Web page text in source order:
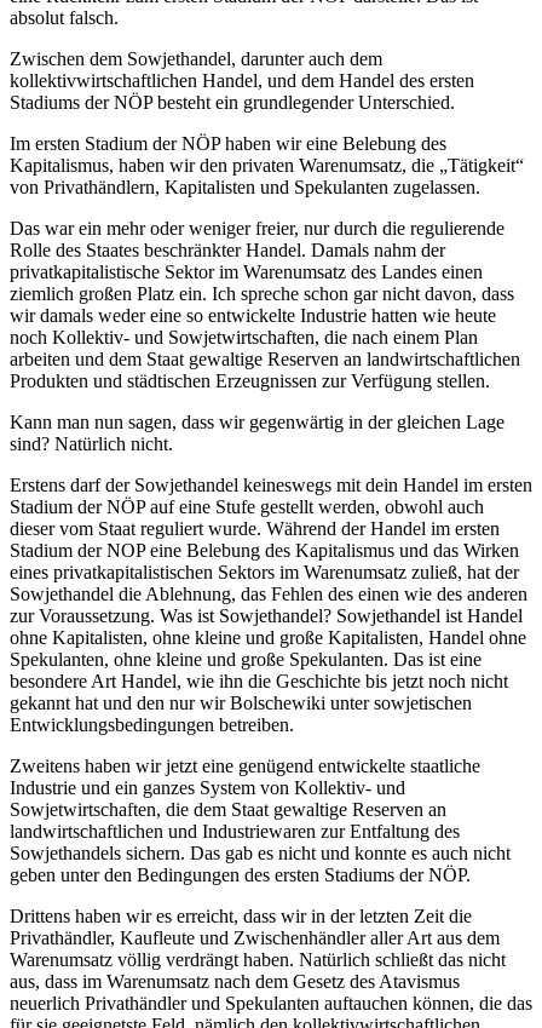
absolut falsch.
Zwischen dem Sowjethandel, darunter auch dem
kollektivwirtschaftlichen Handel, und dem Handel des ersten
Stadiums der NÖP besteht ein grundlegender Unterschied.
Im ersten Stadium der NÖP haben wir eine Belebung des
Kapitalismus, haben wir den privaten Warenumsatz, die „Tätigkeit“
von Privathändlern, Kapitalisten und Spekulanten zugelassen.
Das war ein mehr oder weniger freier, nur durch die regulierende
Rolle des Staates beschränkter Handel. Damals nahm der
privatkapitalistische Sektor im Warenumsatz des Landes einen
ziemlich großen Platz ein. Ich spreche schon gar nicht davon, dass
wir damals weder eine so entwickelte Industrie hatten wie heute
noch Kollektiv- und Sowjetwirtschaften, die nach einem Plan
arbeiten und dem Staat gewaltige Reserven an landwirtschaftlichen
Produkten und städtischen Erzeugnissen zur Verfügung stellen.
Kann man nun sagen, dass wir gegenwärtig in der gleichen Lage
sind? Natürlich nicht.
Erstens darf der Sowjethandel keineswegs mit dein Handel im ersten
Stadium der NÖP auf eine Stufe gestellt werden, obwohl auch
dieser vom Staat reguliert wurde. Während der Handel im ersten
Stadium der NOP eine Belebung des Kapitalismus und das Wirken
eines privatkapitalistischen Sektors im Warenumsatz zuließ, hat der
Sowjethandel die Ablehnung, das Fehlen des einen wie des anderen
zur Voraussetzung. Was ist Sowjethandel? Sowjethandel ist Handel
ohne Kapitalisten, ohne kleine und große Kapitalisten, Handel ohne
Spekulanten, ohne kleine und große Spekulanten. Das ist eine
besondere Art Handel, wie ihn die Geschichte bis jetzt noch nicht
gekannt hat und den nur wir Bolschewiki unter sowjetischen
Entwicklungsbedingungen betreiben.
Zweitens haben wir jetzt eine genügend entwickelte staatliche
Industrie und ein ganzes System von Kollektiv- und
Sowjetwirtschaften, die dem Staat gewaltige Reserven an
landwirtschaftlichen und Industriewaren zur Entfaltung des
Sowjethandels sichern. Das gab es nicht und konnte es auch nicht
geben unter den Bedingungen des ersten Stadiums der NÖP.
Drittens haben wir es erreicht, dass wir in der letzten Zeit die
Privathändler, Kaufleute und Zwischenhändler aller Art aus dem
Warenumsatz völlig verdrängt haben. Natürlich schließt das nicht
aus, dass im Warenumsatz nach dem Gesetz des Atavismus
neuerlich Privathändler und Spekulanten auftauchen können, die das